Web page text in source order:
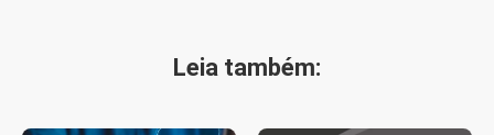
Leia também: